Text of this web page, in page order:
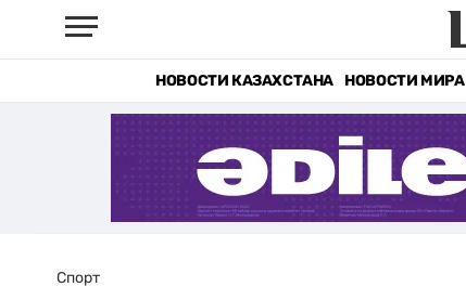
НОВОСТИ КАЗАХСТАНА НОВОСТИ МИРА
Спорт